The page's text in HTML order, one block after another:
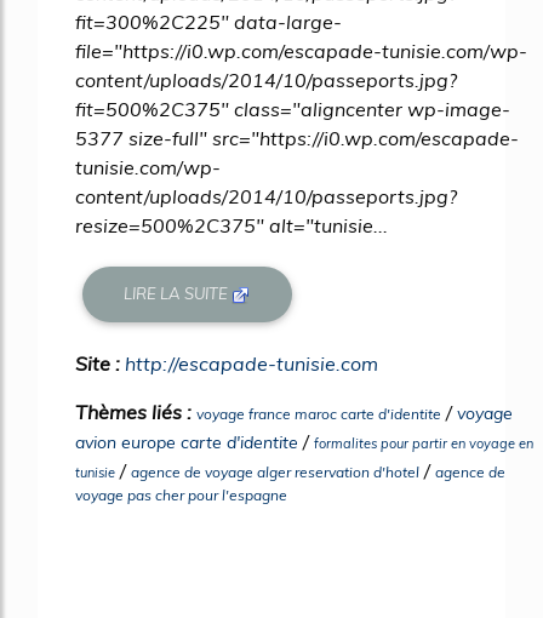
fit=300%2C225" data-large-
file="https://i0.wp.com/escapade-tunisie.com/wp-
content/uploads/2014/10/passeports.jpg?
fit=500%2C375" class="aligncenter wp-image-
5377 size-full" src="https://i0.wp.com/escapade-
tunisie.com/wp-
content/uploads/2014/10/passeports.jpg?
resize=500%2C375" alt="tunisie...
LIRE LA SUITE
Site : http://escapade-tunisie.com
Thèmes liés : voyage france maroc carte d'identite /voyage
avion europe carte d'identite / formalites pour partir en voyage en
tunisie / agence de voyage alger reservation d'hotel / agence de
voyage pas cher pour l'espagne